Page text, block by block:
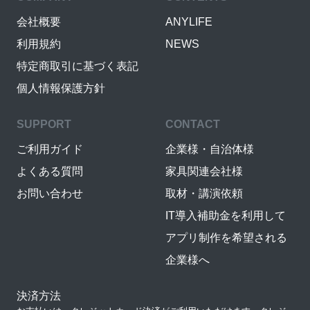
会社概要
利用規約
特定商取引に基づく表記
個人情報保護方針
ANYLIFE
NEWS
SUPPORT
ご利用ガイド
よくある質問
お問い合わせ
CONTACT
企業様・自治体様
家具関連会社様
取材・講演依頼
IT導入補助金を利用して
アプリ制作を希望される
企業様へ
決済方法